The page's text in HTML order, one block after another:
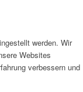
werden. Wir
Websites
verbessern und